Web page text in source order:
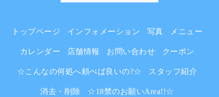
トップページ インフォメーション 写真 メニュー
カレンダー 店舗情報 お問い合わせ クーポン
☆こんなの何処へ頼べば良いの?☆ スタッフ紹介
消去・削除 ☆18禁のお願いArea!!☆